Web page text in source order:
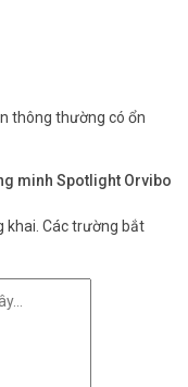
thông thường có ổn
minh Spotlight Orvibo
khai. Các trường bắt